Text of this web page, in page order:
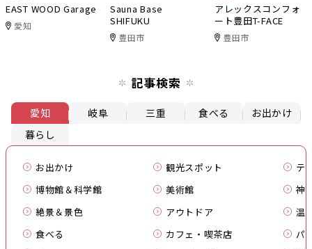
EAST WOOD Garage
愛知
Sauna Base
SHIFUKU
豊田市
アレックスコンフォ
ート豊田T-FACE
豊田市
記事検索
愛知 岐阜 三重 食べる
お出かけ
暮らし
お出かけ 観光スポット
テ
博物館＆科学館
美術館
神
絶景＆景色
アウトドア
温
食べる
カフェ・喫茶店
パ